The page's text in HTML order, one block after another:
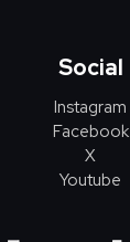
Social
Instagram
Facebook
X
Youtube